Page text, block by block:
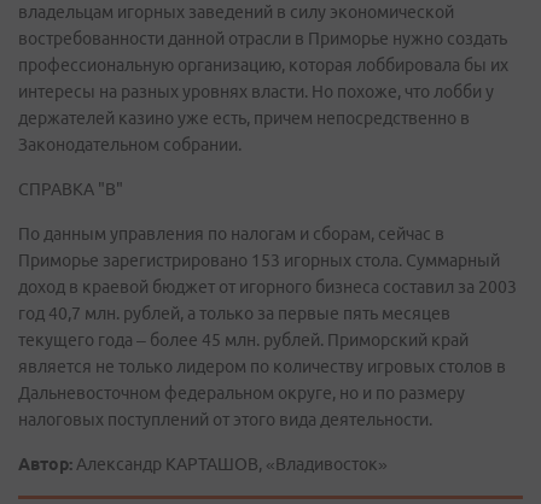
владельцам игорных заведений в силу экономической
востребованности данной отрасли в Приморье нужно создать
профессиональную организацию, которая лоббировала бы их
интересы на разных уровнях власти. Но похоже, что лобби у
держателей казино уже есть, причем непосредственно в
Законодательном собрании.
СПРАВКА "В"
По данным управления по налогам и сборам, сейчас в
Приморье зарегистрировано 153 игорных стола. Суммарный
доход в краевой бюджет от игорного бизнеса составил за 2003
год 40,7 млн. рублей, а только за первые пять месяцев
текущего года – более 45 млн. рублей. Приморский край
является не только лидером по количеству игровых столов в
Дальневосточном федеральном округе, но и по размеру
налоговых поступлений от этого вида деятельности.
Автор: Александр КАРТАШОВ, «Владивосток»